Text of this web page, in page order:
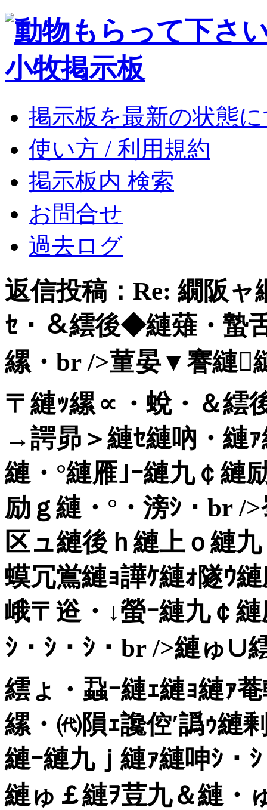
掲示板を最新の状態
使い方 / 利用規約
掲示板内 検索
お問合せ
過去ログ
返信投稿： Re: 繝阪ャ
ｾ・＆繧後◆縺薙・蟄
縲・br />菫晏▼謇縺
〒縺ｯ縲∝・蛻・＆繧
→諤昴＞縺ｾ縺吶・縺
縺・°縺雁｣ｰ縺九￠縺
励ｇ縺・°・滂ｼ・br /
区ュ縺後ｈ縺上ｏ縺
蟆冗鴬縺ｮ譁ｹ縺ｫ隧ｳ
峨〒逧・↓螢ｰ縺九￠
ｼ・ｼ・ｼ・br />縺ゅ∪
繧ょ・蝨ｰ縺ｪ縺ｮ縺ｧ
縲・㈹隕ｪ讒倥′譌ｩ縺
縺ｰ縺九ｊ縺ｧ縺呻ｼ・
縺ゅ￡縺ｦ荳九＆縺・